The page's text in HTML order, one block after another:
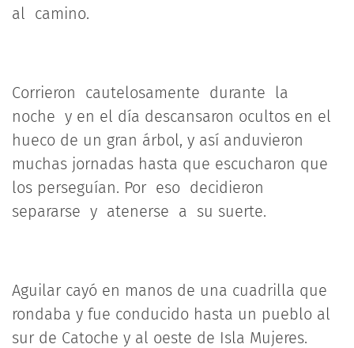
al camino.
Corrieron cautelosamente durante la
noche y en el día descansaron ocultos en el
hueco de un gran árbol, y así anduvieron
muchas jornadas hasta que escucharon que
los perseguían. Por eso decidieron
separarse y atenerse a su suerte.
Aguilar cayó en manos de una cuadrilla que
rondaba y fue conducido hasta un pueblo al
sur de Catoche y al oeste de Isla Mujeres.